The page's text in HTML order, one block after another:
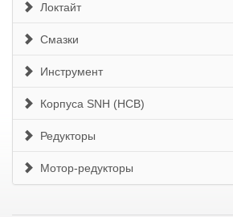
Локтайт
Смазки
Инструмент
Корпуса SNH (HCB)
Редукторы
Мотор-редукторы